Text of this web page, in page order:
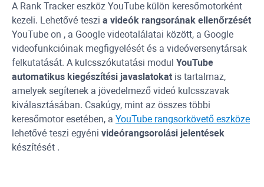
A Rank Trackereszköz YouTube külön keresőmotorként
kezeli. Lehetővé teszi a videók rangsorának ellenőrzését
YouTube on , a Google videotalálatai között, a Google
videofunkcióinak megfigyelését és a videóversenytársak
felkutatását. A kulcsszókutatási modul YouTube
automatikus kiegészítési javaslatokat is tartalmaz,
amelyek segítenek a jövedelmező videó kulcsszavak
kiválasztásában. Csakúgy, mint az összes többi
keresőmotor esetében, a YouTube rangsorkövető eszköze
lehetővé teszi egyéni videórangsorolási jelentések
készítését .